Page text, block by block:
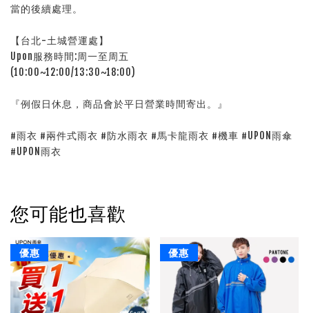
當的後續處理。
【台北-土城營運處】
Upon服務時間:周一至周五
(10:00~12:00/13:30~18:00)
『例假日休息，商品會於平日營業時間寄出。』
#雨衣 #兩件式雨衣 #防水雨衣 #馬卡龍雨衣 #機車 #UPON雨傘
#UPON雨衣
您可能也喜歡
優惠 優惠